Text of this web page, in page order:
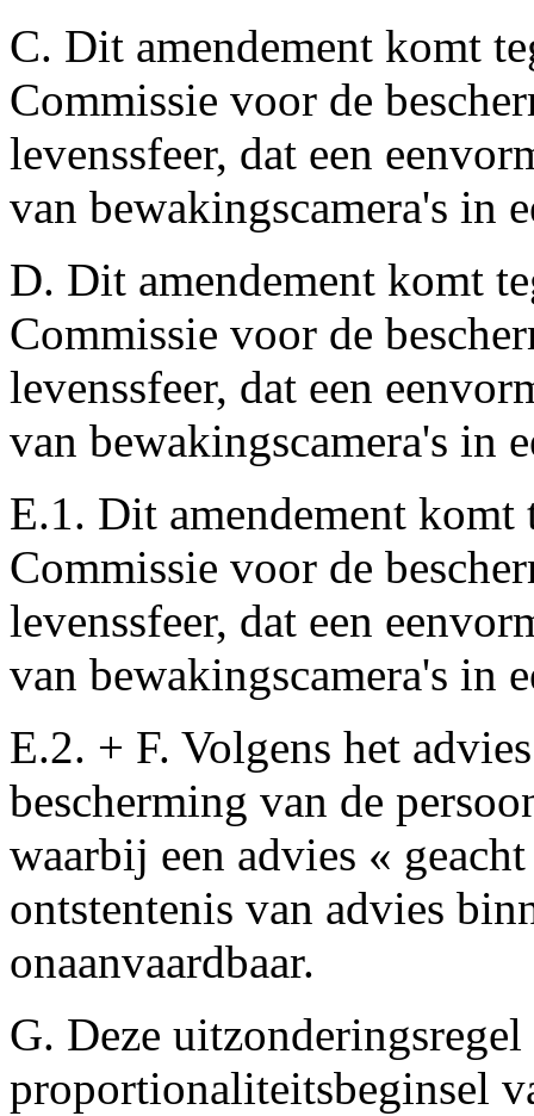
C. Dit amendement komt
Commissie voor de
levenssfeer, dat een
van bewakingscamera's in
D. Dit amendement komt
Commissie voor de
levenssfeer, dat een
van bewakingscamera's in
E.1. Dit amendement komt
Commissie voor de
levenssfeer, dat een
van bewakingscamera's in
E.2. + F. Volgens het
bescherming van de
waarbij een advies «
ontstentenis van advies
onaanvaardbaar.
G. Deze
proportionaliteitsbeginsel